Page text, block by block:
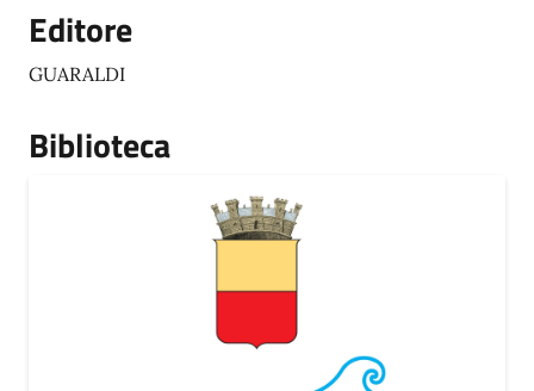
Editore
GUARALDI
Biblioteca